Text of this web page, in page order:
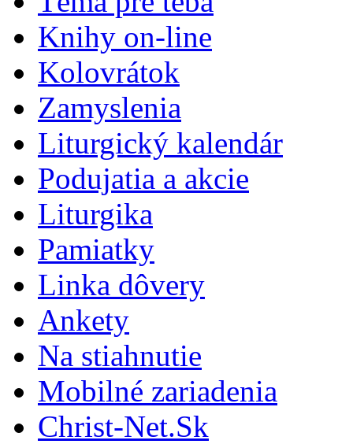
Knihy on-line
Kolovrátok
Zamyslenia
Liturgický kalendár
Podujatia a akcie
Liturgika
Pamiatky
Linka dôvery
Ankety
Na stiahnutie
Mobilné zariadenia
Christ-Net.Sk